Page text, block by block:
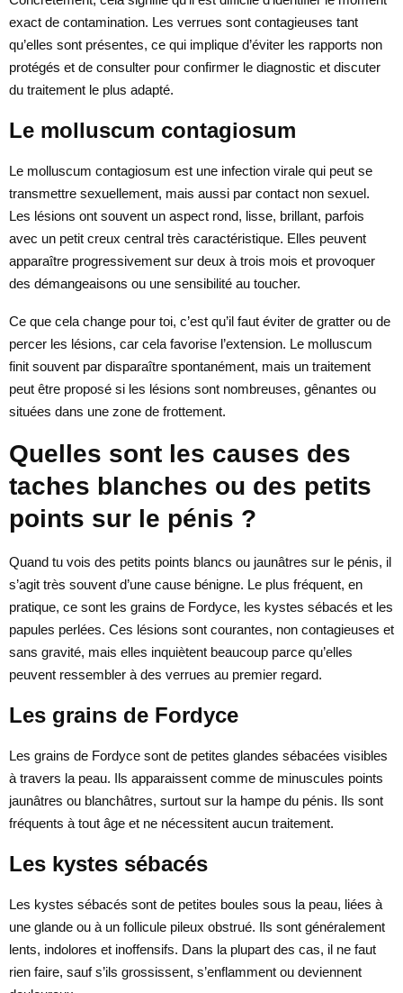
exact de contamination. Les verrues sont contagieuses tant
qu’elles sont présentes, ce qui implique d’éviter les rapports non
protégés et de consulter pour confirmer le diagnostic et discuter
du traitement le plus adapté.
Le molluscum contagiosum
Le molluscum contagiosum est une infection virale qui peut se
transmettre sexuellement, mais aussi par contact non sexuel.
Les lésions ont souvent un aspect rond, lisse, brillant, parfois
avec un petit creux central très caractéristique. Elles peuvent
apparaître progressivement sur deux à trois mois et provoquer
des démangeaisons ou une sensibilité au toucher.
Ce que cela change pour toi, c’est qu’il faut éviter de gratter ou de
percer les lésions, car cela favorise l’extension. Le molluscum
finit souvent par disparaître spontanément, mais un traitement
peut être proposé si les lésions sont nombreuses, gênantes ou
situées dans une zone de frottement.
Quelles sont les causes des
taches blanches ou des petits
points sur le pénis ?
Quand tu vois des petits points blancs ou jaunâtres sur le pénis, il
s’agit très souvent d’une cause bénigne. Le plus fréquent, en
pratique, ce sont les grains de Fordyce, les kystes sébacés et les
papules perlées. Ces lésions sont courantes, non contagieuses et
sans gravité, mais elles inquiètent beaucoup parce qu’elles
peuvent ressembler à des verrues au premier regard.
Les grains de Fordyce
Les grains de Fordyce sont de petites glandes sébacées visibles
à travers la peau. Ils apparaissent comme de minuscules points
jaunâtres ou blanchâtres, surtout sur la hampe du pénis. Ils sont
fréquents à tout âge et ne nécessitent aucun traitement.
Les kystes sébacés
Les kystes sébacés sont de petites boules sous la peau, liées à
une glande ou à un follicule pileux obstrué. Ils sont généralement
lents, indolores et inoffensifs. Dans la plupart des cas, il ne faut
rien faire, sauf s’ils grossissent, s’enflamment ou deviennent